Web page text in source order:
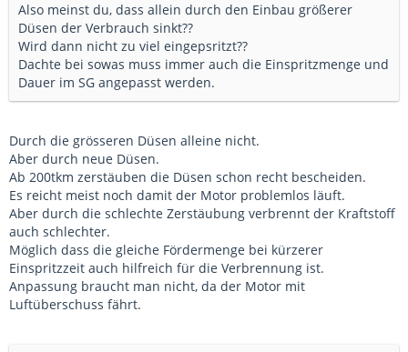
Also meinst du, dass allein durch den Einbau größerer
Düsen der Verbrauch sinkt??
Wird dann nicht zu viel eingepsritzt??
Dachte bei sowas muss immer auch die Einspritzmenge und
Dauer im SG angepasst werden.
Durch die grösseren Düsen alleine nicht.
Aber durch neue Düsen.
Ab 200tkm zerstäuben die Düsen schon recht bescheiden.
Es reicht meist noch damit der Motor problemlos läuft.
Aber durch die schlechte Zerstäubung verbrennt der Kraftstoff
auch schlechter.
Möglich dass die gleiche Fördermenge bei kürzerer
Einspritzzeit auch hilfreich für die Verbrennung ist.
Anpassung braucht man nicht, da der Motor mit
Luftüberschuss fährt.